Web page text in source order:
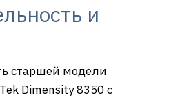
и
старшей модели
Dimensity 8350 с